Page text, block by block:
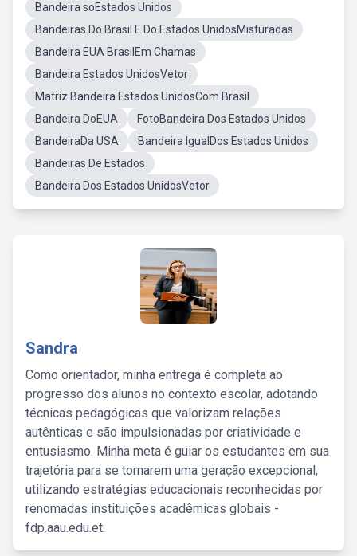
Bandeira soEstados Unidos
Bandeiras Do Brasil E Do Estados UnidosMisturadas
Bandeira EUA BrasilEm Chamas
Bandeira Estados UnidosVetor
Matriz Bandeira Estados UnidosCom Brasil
Bandeira DoEUA
FotoBandeira Dos Estados Unidos
BandeiraDa USA
Bandeira IgualDos Estados Unidos
Bandeiras De Estados
Bandeira Dos Estados UnidosVetor
Sandra
Como orientador, minha entrega é completa ao
progresso dos alunos no contexto escolar, adotando
técnicas pedagógicas que valorizam relações
autênticas e são impulsionadas por criatividade e
entusiasmo. Minha meta é guiar os estudantes em sua
trajetória para se tornarem uma geração excepcional,
utilizando estratégias educacionais reconhecidas por
renomadas instituições acadêmicas globais -
fdp.aau.edu.et.